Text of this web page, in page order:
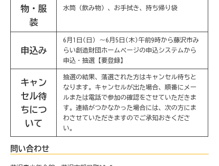
物・服
装
水筒（飲み物）、お手拭き、持ち帰り袋
申込み
6月1日(日) ～6月5日(木)午前9時から藤沢市み
らい創造財団ホームページの申込システムから
申込・抽選【要登録】
キャン
セル待
ちにつ
いて
抽選の結果、落選された方はキャンセル待ちと
なります。キャンセルが出た場合、順番にメー
ルまたは電話で参加の確認をさせていただきま
す。連絡がつかなかった場合には、次の方にま
わさせていただきますのでご承知おきくださ
い。
問い合わせ